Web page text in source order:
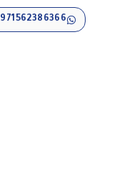
971562386366+